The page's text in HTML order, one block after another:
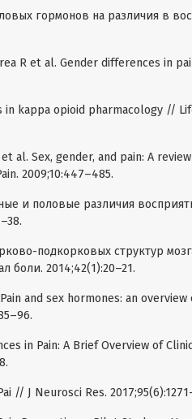
гормонов на различия в
R et al. Gender differences in
in kappa opioid pharmacology //
al. Sex, gender, and pain: A
2009;10:447–485.
и половые различия
подкорковых структур
боли. 2014;42(1):20–21.
and sex hormones: an
in Pain: A Brief Overview of
// J Neurosci Res.